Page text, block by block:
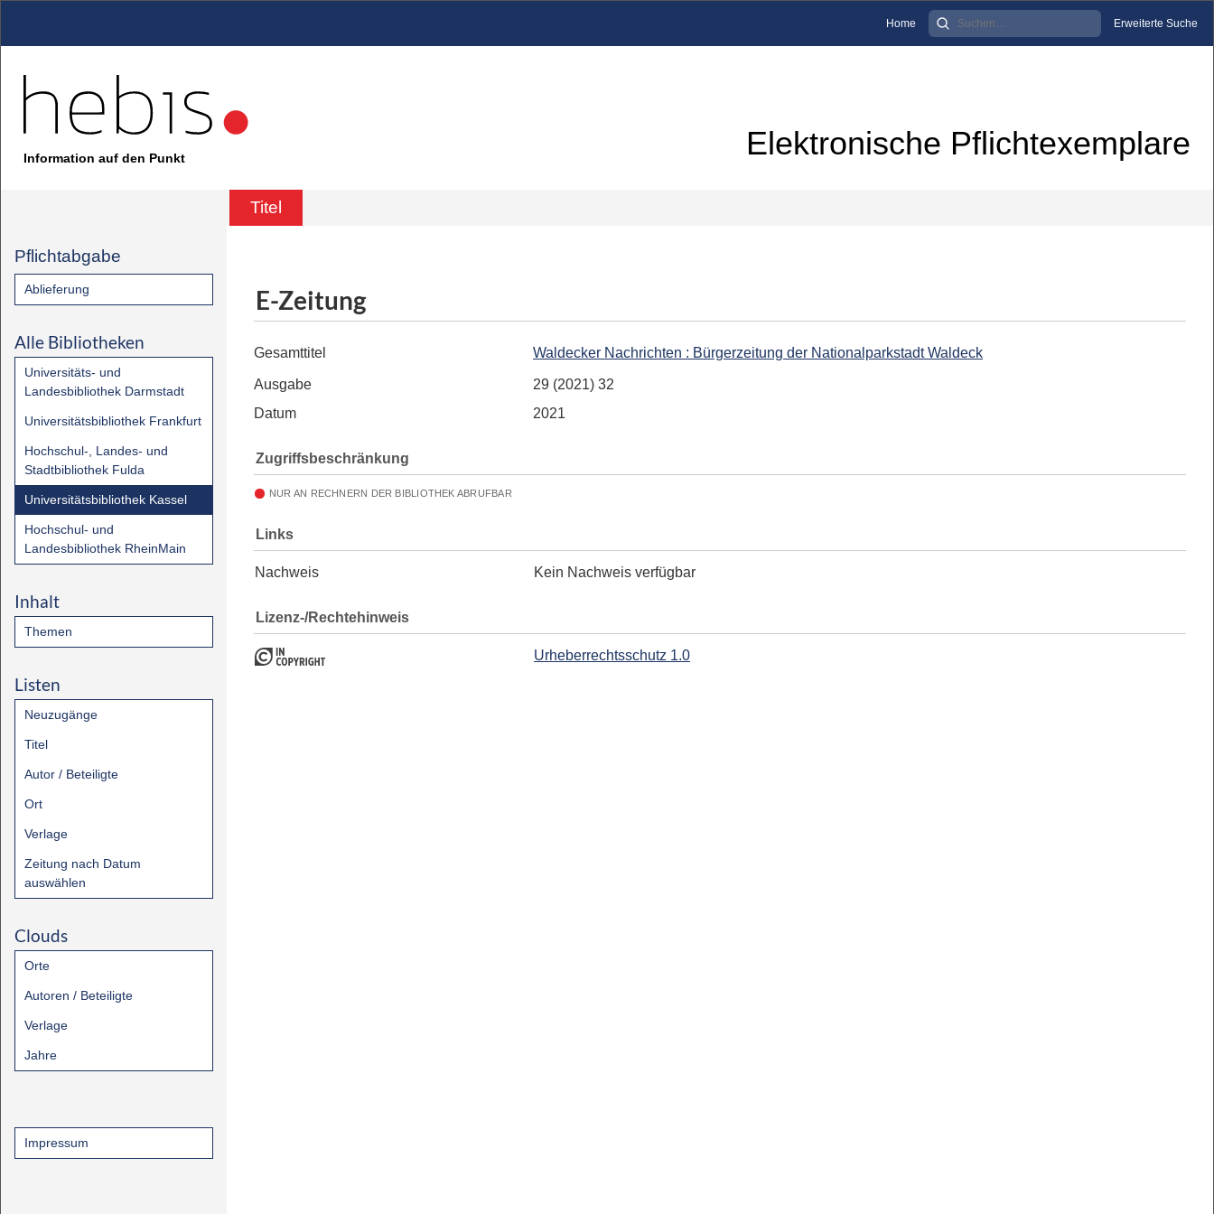
Home Erweiterte Suche
Information auf den Punkt Elektronische Pflichtexemplare
Titel
Pflichtabgabe
Ablieferung
Alle Bibliotheken
Universitäts- und
Landesbibliothek Darmstadt
Universitätsbibliothek Frankfurt
Hochschul-, Landes- und
Stadtbibliothek Fulda
Universitätsbibliothek Kassel
Hochschul- und
Landesbibliothek RheinMain
Inhalt
Themen
Listen
Neuzugänge
Titel
Autor / Beteiligte
Ort
Verlage
Zeitung nach Datum
auswählen
Clouds
Orte
Autoren / Beteiligte
Verlage
Jahre
Impressum
E-Zeitung
Gesamttitel Waldecker Nachrichten : Bürgerzeitung der Nationalparkstadt Waldeck
Ausgabe
29 (2021) 32
Datum
2021
Zugriffsbeschränkung
NUR AN RECHNERN DER BIBLIOTHEK ABRUFBAR
Links
Nachweis Kein Nachweis verfügbar
Lizenz-/Rechtehinweis
Urheberrechtsschutz 1.0